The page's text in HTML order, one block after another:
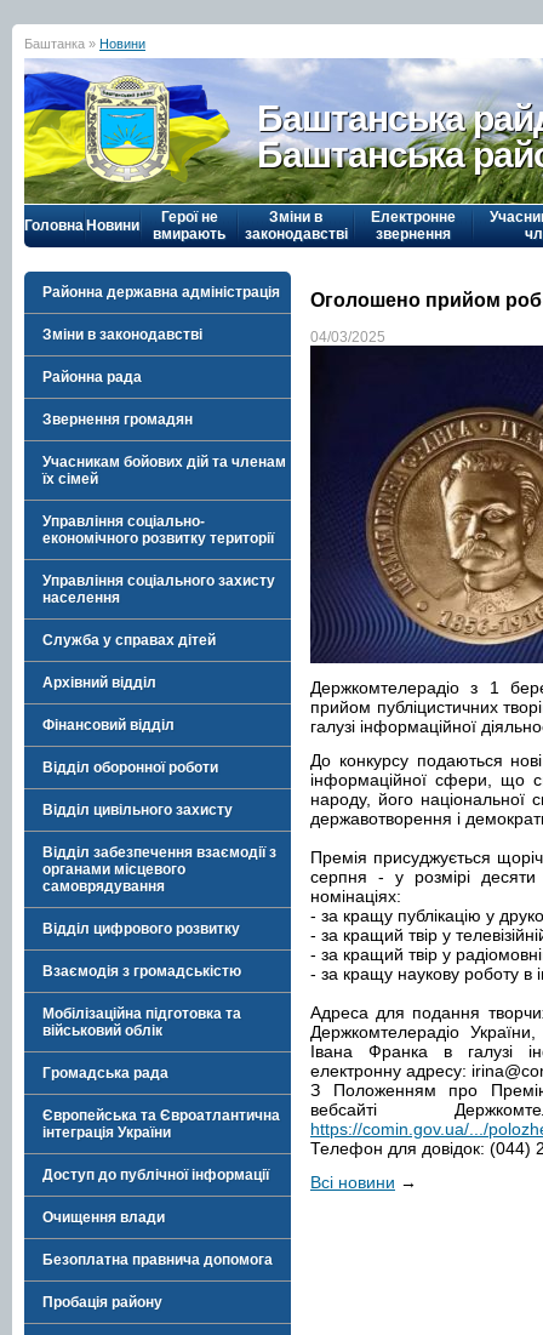
Баштанка » Новини
Баштанська
Баштанська
Головна Новини
Герої не
вмирають
Зміни в
законодавстві
Електронне
звернення
Районна державна адміністрація
Зміни в законодавстві
Районна рада
Звернення громадян
Учасникам бойових дій та членам
їх сімей
Управління соціально-
економічного розвитку території
Управління соціального захисту
населення
Служба у справах дітей
Архівний відділ
Фінансовий відділ
Відділ оборонної роботи
Відділ цивільного захисту
Відділ забезпечення взаємодії з
органами місцевого
самоврядування
Відділ цифрового розвитку
Взаємодія з громадськістю
Мобілізаційна підготовка та
військовий облік
Громадська рада
Європейська та Євроатлантична
інтеграція України
Доступ до публічної інформації
Очищення влади
Безоплатна правнича допомога
Пробація району
Оголошено прийом
04/03/2025
Держкомтелерадіо з 1
прийом публіцистичних
галузі інформаційної
До конкурсу подаються нові
інформаційної сфери, що
народу, його національної
державотворення і
Премія присуджується
серпня - у розмірі
номінаціях:
- за кращу публікацію у
- за кращий твір у
- за кращий твір у
- за кращу наукову роботу в
Адреса для подання
Держкомтелерадіо
Івана Франка в галузі
електронну адресу:
З Положенням про
вебсайті
https://comin.gov.ua/.../
Телефон для довідок: (044)
Всі новини →